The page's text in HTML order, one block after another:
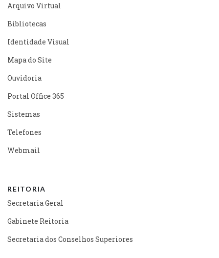
Arquivo Virtual
Bibliotecas
Identidade Visual
Mapa do Site
Ouvidoria
Portal Office 365
Sistemas
Telefones
Webmail
REITORIA
Secretaria Geral
Gabinete Reitoria
Secretaria dos Conselhos Superiores